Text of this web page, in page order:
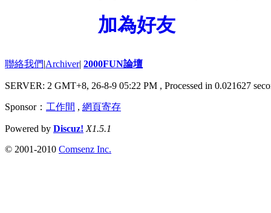
加為好友
聯絡我們|Archiver| 2000FUN論壇
SERVER: 2 GMT+8, 26-8-9 05:22 PM , Processed in 0.021627
Sponsor： 工作間 , 網頁寄存
Powered by Discuz! X1.5.1
© 2001-2010 Comsenz Inc.